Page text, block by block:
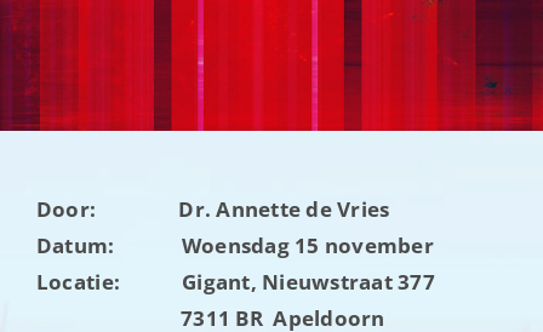
Nieuwsbrieven
Contact
Door: Dr. Annette de Vries
Datum: Woensdag 15 november
Locatie: Gigant, Nieuwstraat 377
7311 BR Apeldoorn